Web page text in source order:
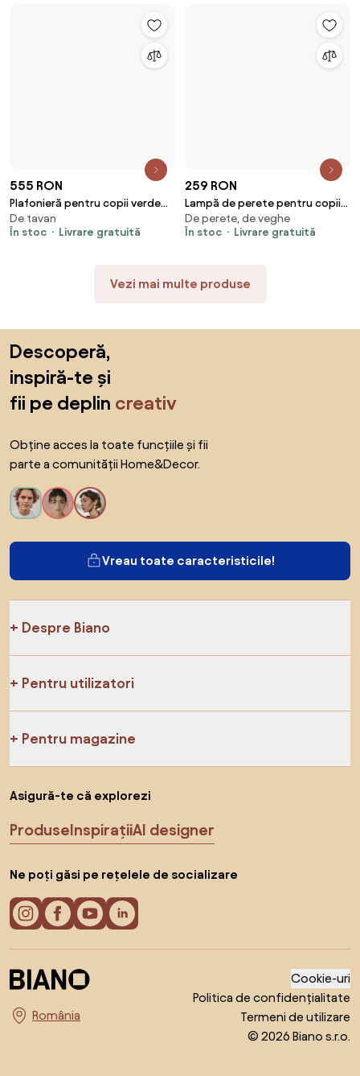
555 RON
Plafonieră pentru copii verde
cu alb - Lucille
De tavan
În stoc
Livrare gratuită
259 RON
Lampă de perete pentru copii
albastră, incl. LED, cu 3 trepte
de intensitate luminoasă - Ellie
De perete, de veghe
În stoc
Livrare gratuită
Vezi mai multe produse
Descoperă,
inspiră-te și
fii pe deplin creativ
Obține acces la toate funcțiile și fii
parte a comunității Home&Decor.
Vreau toate caracteristicile!
Despre Biano
Pentru utilizatori
Pentru magazine
Asigură-te că explorezi
ProduseInspirațiiAI designer
Ne poți găsi pe rețelele de socializare
Alege țara
Cookie-uri
Politica de confidențialitate
Termeni de utilizare
© 2026 Biano s.r.o.